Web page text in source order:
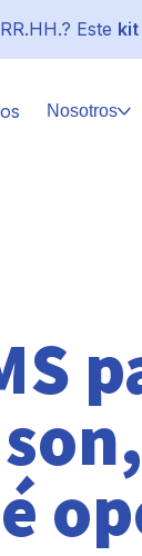
Este
Nosotros